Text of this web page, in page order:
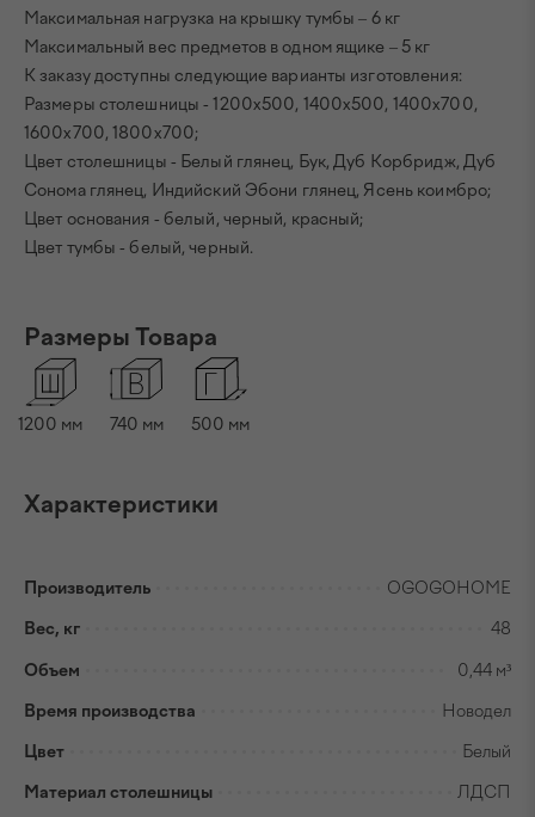
Максимальная нагрузка на крышку тумбы – 6 кг
Максимальный вес предметов в одном ящике – 5 кг
К заказу доступны следующие варианты изготовления:
Размеры столешницы - 1200х500, 1400х500, 1400х700,
1600х700, 1800х700;
Цвет столешницы - Белый глянец, Бук, Дуб Корбридж, Дуб
Сонома глянец, Индийский Эбони глянец, Ясень коимбро;
Цвет основания - белый, черный, красный;
Цвет тумбы - белый, черный.
Размеры Товара
1200 мм 740 мм 500 мм
Характеристики
Производитель OGOGOHOME
Вес, кг 48
Объем 0,44 м³
Время производства Новодел
Цвет Белый
Материал столешницы ЛДСП